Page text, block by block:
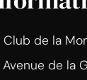
Club de la
Avenue de la